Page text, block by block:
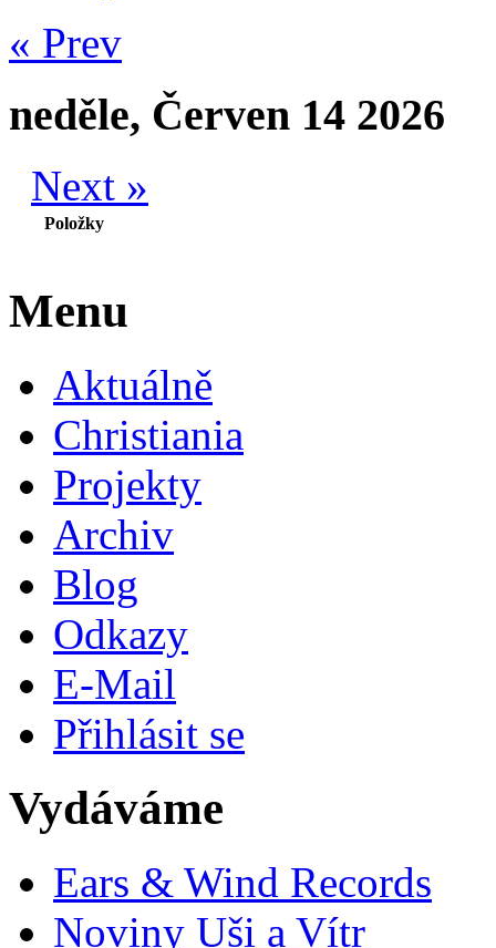
« Prev
neděle, Červen 14 2026
Next »
Položky
Menu
Aktuálně
Christiania
Projekty
Archiv
Blog
Odkazy
E-Mail
Přihlásit se
Vydáváme
Ears & Wind Records
Noviny Uši a Vítr